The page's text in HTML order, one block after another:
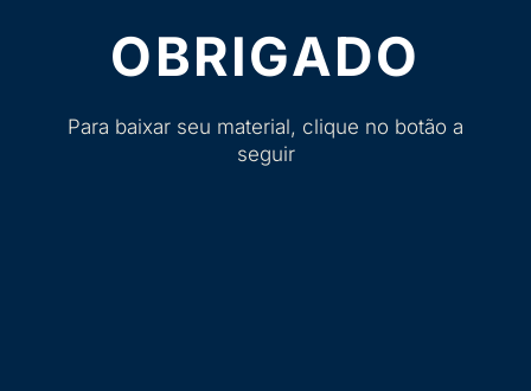
OBRIGADO
Para baixar seu material, clique no botão a
seguir